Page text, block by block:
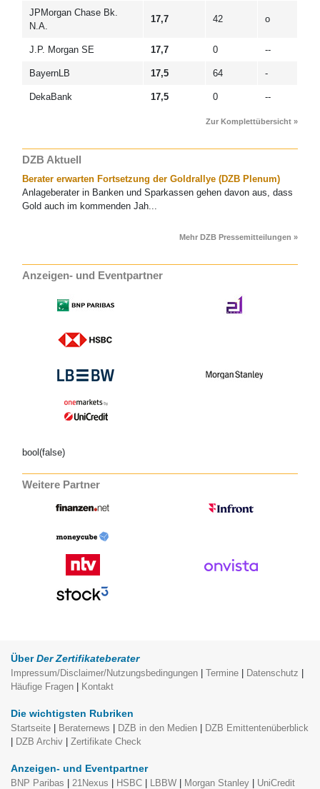
JPMorgan Chase Bk.
N.A.
17,7 42 o
J.P. Morgan SE 17,7 0 --
BayernLB 17,5 64 -
DekaBank 17,5 0 --
Zur Komplettübersicht »
DZB Aktuell
Berater erwarten Fortsetzung der Goldrallye (DZB Plenum)
Anlageberater in Banken und Sparkassen gehen davon aus, dass
Gold auch im kommenden Jah...
Mehr DZB Pressemitteilungen »
Anzeigen- und Eventpartner
bool(false)
Weitere Partner
Über Der Zertifikateberater
Impressum/Disclaimer/Nutzungsbedingungen | Termine | Datenschutz |
Häufige Fragen | Kontakt
Die wichtigsten Rubriken
Startseite | Beraternews | DZB in den Medien | DZB Emittentenüberblick
| DZB Archiv | Zertifikate Check
Anzeigen- und Eventpartner
BNP Paribas | 21Nexus | HSBC | LBBW | Morgan Stanley | UniCredit